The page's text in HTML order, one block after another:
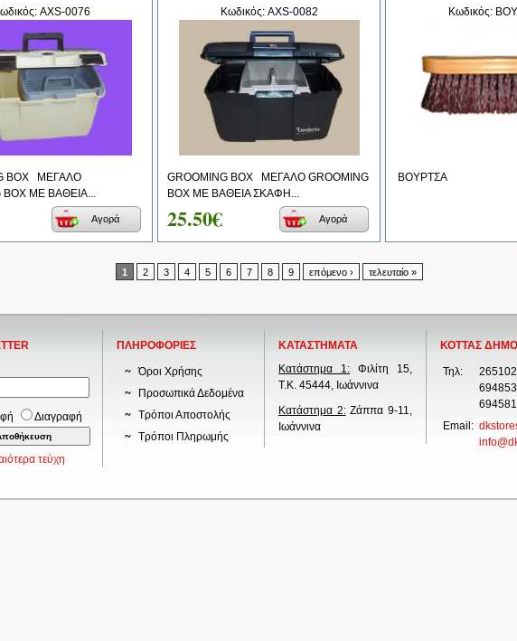
AXS-0076
BOX ΜΕΓΑΛΟ
BOX ΜΕ ΒΑΘΕΙΑ...
Αγορά
Κωδικός: AXS-0082
GROOMING BOX ΜΕΓΑΛΟ GROOMING
BOX ΜΕ ΒΑΘΕΙΑ ΣΚΑΦΗ...
25.50€ Αγορά
Κωδικός:
ΒΟΥΡΤΣΑ
1 2 3 4 5 6 7 8 9 επόμενο › τελευταίο »
Διαγραφή
τεύχη
ΠΛΗΡΟΦΟΡΙΕΣ
Όροι Χρήσης
Προσωπικά Δεδομένα
Τρόποι Αποστολής
Τρόποι Πληρωμής
ΚΑΤΑΣΤΗΜΑΤΑ
Κατάστημα 1: Φιλίτη 15,
Τ.Κ. 45444, Ιωάννινα
Κατάστημα 2:Ζάππα 9-11,
Ιωάννινα
ΚΟΤΤΑΣ
Τηλ:
Email: